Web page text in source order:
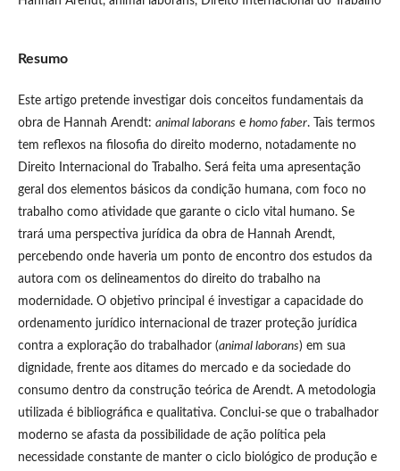
Resumo
Este artigo pretende investigar dois conceitos fundamentais da
obra de Hannah Arendt: animal laborans e homo faber. Tais termos
tem reflexos na filosofia do direito moderno, notadamente no
Direito Internacional do Trabalho. Será feita uma apresentação
geral dos elementos básicos da condição humana, com foco no
trabalho como atividade que garante o ciclo vital humano. Se
trará uma perspectiva jurídica da obra de Hannah Arendt,
percebendo onde haveria um ponto de encontro dos estudos da
autora com os delineamentos do direito do trabalho na
modernidade. O objetivo principal é investigar a capacidade do
ordenamento jurídico internacional de trazer proteção jurídica
contra a exploração do trabalhador (animal laborans) em sua
dignidade, frente aos ditames do mercado e da sociedade do
consumo dentro da construção teórica de Arendt. A metodologia
utilizada é bibliográfica e qualitativa. Conclui-se que o trabalhador
moderno se afasta da possibilidade de ação política pela
necessidade constante de manter o ciclo biológico de produção e